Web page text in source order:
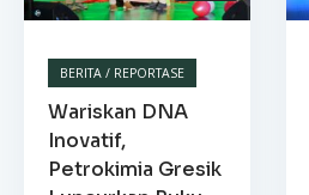
BERITA / REPORTASE
Wariskan DNA
Inovatif,
Petrokimia Gresik